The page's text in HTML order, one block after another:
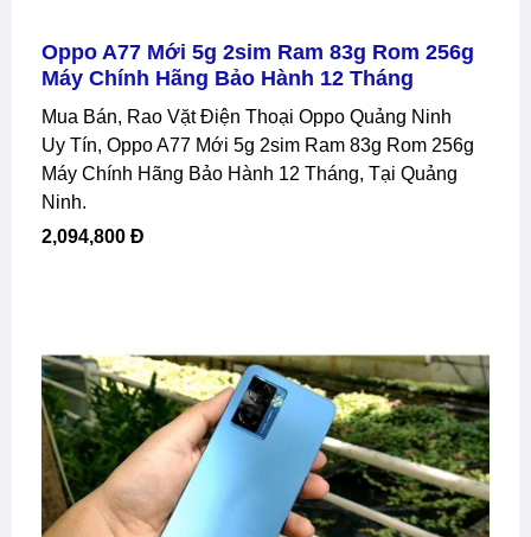
Oppo A77 Mới 5g 2sim Ram 83g Rom 256g
Máy Chính Hãng Bảo Hành 12 Tháng
Mua Bán, Rao Vặt Điện Thoại Oppo Quảng Ninh
Uy Tín, Oppo A77 Mới 5g 2sim Ram 83g Rom 256g
Máy Chính Hãng Bảo Hành 12 Tháng, Tại Quảng
Ninh.
2,094,800 Đ